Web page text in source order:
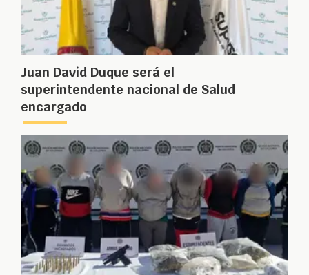
Juan David Duque será el
superintendente nacional de Salud
encargado